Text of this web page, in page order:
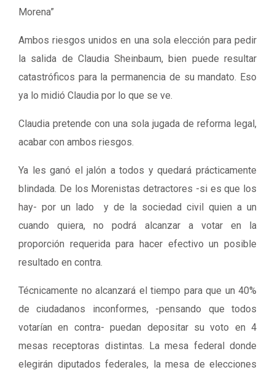
Morena”
Ambos riesgos unidos en una sola elección para pedir
la salida de Claudia Sheinbaum, bien puede resultar
catastróficos para la permanencia de su mandato. Eso
ya lo midió Claudia por lo que se ve.
Claudia pretende con una sola jugada de reforma legal,
acabar con ambos riesgos.
Ya les ganó el jalón a todos y quedará prácticamente
blindada. De los Morenistas detractores -si es que los
hay- por un lado y de la sociedad civil quien a un
cuando quiera, no podrá alcanzar a votar en la
proporción requerida para hacer efectivo un posible
resultado en contra.
Técnicamente no alcanzará el tiempo para que un 40%
de ciudadanos inconformes, -pensando que todos
votarían en contra- puedan depositar su voto en 4
mesas receptoras distintas. La mesa federal donde
elegirán diputados federales, la mesa de elecciones